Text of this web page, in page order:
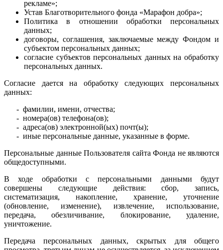
рекламе»;
Устав Благотворительного фонда «Марафон добра»;
Политика в отношении обработки персональных
данных;
договоры, соглашения, заключаемые между Фондом и
субъектом персональных данных;
согласие субъектов персональных данных на обработку
персональных данных.
Согласие дается на обработку следующих персональных
данных:
- фамилии, имени, отчества;
- номера(ов) телефона(ов);
- адреса(ов) электронной(ых) почт(ы);
- иные персональные данные, указанные в форме.
Персональные данные Пользователя сайта Фонда не являются
общедоступными.
В ходе обработки с персональными данными будут
совершены следующие действия: сбор, запись,
систематизация, накопление, хранение, уточнение
(обновление, изменение), извлечение, использование,
передача, обезличивание, блокирование, удаление,
уничтожение.
Передача персональных данных, скрытых для общего